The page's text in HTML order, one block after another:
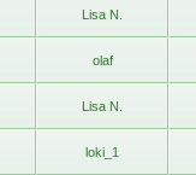
Lisa N.
olaf
Lisa N.
loki_1